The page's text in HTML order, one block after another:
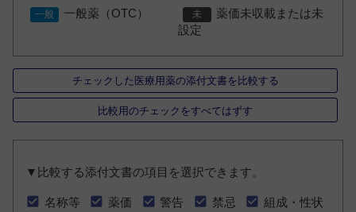
一般薬（OTC）
薬価未収載または未
設定
チェックした医療用薬の添付文書を比較する
比較用のチェックをすべてはずす
▼比較する添付文書の項目を選択できます。
名称等 薬価 警告 禁忌
組成・性状